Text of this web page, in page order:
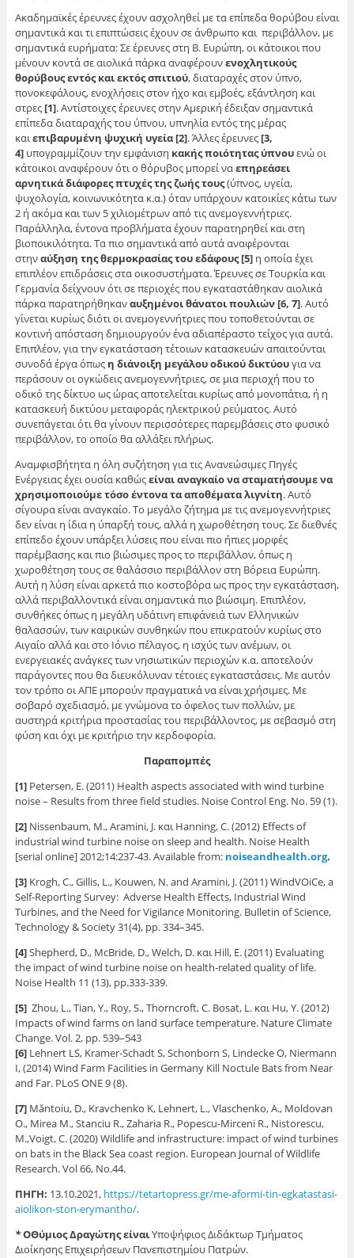
Ακαδημαϊκές έρευνες έχουν ασχοληθεί με τα επίπεδα θορύβου είναι
σημαντικά και τι επιπτώσεις έχουν σε άνθρωπο και περιβάλλον, με
σημαντικά ευρήματα: Σε έρευνες στη Β. Ευρώπη, οι κάτοικοι που
μένουν κοντά σε αιολικά πάρκα αναφέρουνενοχλητικούς
θορύβους εντός και εκτός σπιτιού, διαταραχές στον ύπνο,
πονοκεφάλους, ενοχλήσεις στον ήχο και εμβοές, εξάντληση και
στρες [1]. Αντίστοιχες έρευνες στην Αμερική έδειξαν σημαντικά
επίπεδα διαταραχής του ύπνου, υπνηλία εντός της μέρας
και επιβαρυμένη ψυχική υγεία [2]. Άλλες έρευνες [3,
4]υπογραμμίζουν την εμφάνιση κακής ποιότητας ύπνουενώ οι
κάτοικοι αναφέρουν ότι ο θόρυβος μπορεί να επηρεάσει
αρνητικά διάφορες πτυχές της ζωής τους(ύπνος, υγεία,
ψυχολογία, κοινωνικότητα κ.α.) όταν υπάρχουν κατοικίες κάτω των
2 ή ακόμα και των 5 χιλιομέτρων από τις ανεμογεννήτριες.
Παράλληλα, έντονα προβλήματα έχουν παρατηρηθεί και στη
βιοποικιλότητα. Τα πιο σημαντικά από αυτά αναφέρονται
στηναύξηση της θερμοκρασίας του εδάφους [5]η οποία έχει
επιπλέον επιδράσεις στα οικοσυστήματα. Έρευνες σε Τουρκία και
Γερμανία δείχνουν ότι σε περιοχές που εγκαταστάθηκαν αιολικά
πάρκα παρατηρήθηκαναυξημένοι θάνατοι πουλιών [6, 7]. Αυτό
γίνεται κυρίως διότι οι ανεμογεννήτριες που τοποθετούνται σε
κοντινή απόσταση δημιουργούν ένα αδιαπέραστο τείχος για αυτά.
Επιπλέον, για την εγκατάσταση τέτοιων κατασκευών απαιτούνται
συνοδά έργα όπως η διάνοιξη μεγάλου οδικού δικτύουγια να
περάσουν οι ογκώδεις ανεμογεννήτριες, σε μια περιοχή που το
οδικό της δίκτυο ως ώρας αποτελείται κυρίως από μονοπάτια, ή η
κατασκευή δικτύου μεταφοράς ηλεκτρικού ρεύματος. Αυτό
συνεπάγεται ότι θα γίνουν περισσότερες παρεμβάσεις στο φυσικό
περιβάλλον, το οποίο θα αλλάξει πλήρως.
Αναμφισβήτητα η όλη συζήτηση για τις Ανανεώσιμες Πηγές
Ενέργειας έχει ουσία καθώςείναι αναγκαίο να σταματήσουμε να
χρησιμοποιούμε τόσο έντονα τα αποθέματα λιγνίτη. Αυτό
σίγουρα είναι αναγκαίο. Το μεγάλο ζήτημα με τις ανεμογεννήτριες
δεν είναι η ίδια η ύπαρξή τους, αλλά η χωροθέτηση τους. Σε διεθνές
επίπεδο έχουν υπάρξει λύσεις που είναι πιο ήπιες μορφές
παρέμβασης και πιο βιώσιμες προς το περιβάλλον, όπως η
χωροθέτηση τους σε θαλάσσιο περιβάλλον στη Βόρεια Ευρώπη.
Αυτή η λύση είναι αρκετά πιο κοστοβόρα ως προς την εγκατάσταση,
αλλά περιβαλλοντικά είναι σημαντικά πιο βιώσιμη. Επιπλέον,
συνθήκες όπως η μεγάλη υδάτινη επιφάνειά των Ελληνικών
θαλασσών, των καιρικών συνθηκών που επικρατούν κυρίως στο
Αιγαίο αλλά και στο Ιόνιο πέλαγος, η ισχύς των ανέμων, οι
ενεργειακές ανάγκες των νησιωτικών περιοχών κ.α. αποτελούν
παράγοντες που θα διευκόλυναν τέτοιες εγκαταστάσεις. Με αυτόν
τον τρόπο οι ΑΠΕ μπορούν πραγματικά να είναι χρήσιμες. Με
σοβαρό σχεδιασμό, με γνώμονα το όφελος των πολλών, με
αυστηρά κριτήρια προστασίας του περιβάλλοντος, με σεβασμό στη
φύση και όχι με κριτήριο την κερδοφορία.
Παραπομπές
[1]Petersen, E. (2011) Health aspects associated with wind turbine
noise – Results from three field studies. Noise Control Eng. No. 59 (1).
[2]Nissenbaum, Μ., Aramini, J. και Hanning, C. (2012) Effects of
industrial wind turbine noise on sleep and health. Noise Health
[serial online] 2012;14:237-43. Available from: noiseandhealth.org.
[3]Krogh, C., Gillis, L., Kouwen, N. and Aramini, J. (2011) WindVOiCe, a
Self-Reporting Survey: Adverse Health Effects, Industrial Wind
Τurbines, and the Need for Vigilance Monitoring. Bulletin of Science,
Technology & Society 31(4), pp. 334–345.
[4]Shepherd, D., McBride, D., Welch, D. και Hill, E. (2011) Evaluating
the impact of wind turbine noise on health-related quality of life.
Noise Health 11 (13), pp.333-339.
[5]Zhou, L., Tian, Y., Roy, S., Thorncroft, C. Bosat, L. και Hu, Y. (2012)
Impacts of wind farms on land surface temperature. Nature Climate
Change. Vol. 2, pp. 539–543
[6]Lehnert LS, Kramer-Schadt S, Schonborn S, Lindecke O, Niermann
I, (2014) Wind Farm Facilities in Germany Kill Noctule Bats from Near
and Far. PLoS ONE 9 (8).
[7]Măntoiu, D., Kravchenko K, Lehnert, L., Vlaschenko, A., Moldovan
O., Mirea M., Stanciu R., Zaharia R., Popescu-Mirceni R., Nistorescu,
M.,Voigt, C. (2020) Wildlife and infrastructure: impact of wind turbines
on bats in the Black Sea coast region. European Journal of Wildlife
Research. Vol 66, No.44.
ΠΗΓΗ: 13.10.2021, https://tetartopress.gr/me-aformi-tin-egkatastasi-
aiolikon-ston-erymantho/.
*ΟΘύμιος Δραγώτης είναιΥποψήφιος Διδάκτωρ Τμήματος
Διοίκησης Επιχειρήσεων Πανεπιστημίου Πατρών.